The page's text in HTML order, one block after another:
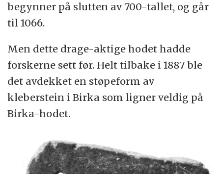
begynner på slutten av 700-tallet, og går
til 1066.
Men dette drage-aktige hodet hadde
forskerne sett før. Helt tilbake i 1887 ble
det avdekket en støpeform av
kleberstein i Birka som ligner veldig på
Birka-hodet.